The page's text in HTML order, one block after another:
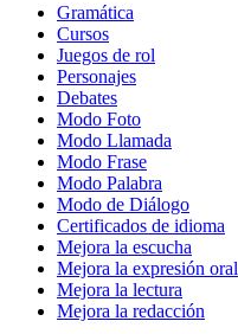
Gramática
Cursos
Juegos de rol
Personajes
Debates
Modo Foto
Modo Llamada
Modo Frase
Modo Palabra
Modo de Diálogo
Certificados de idioma
Mejora la escucha
Mejora la expresión oral
Mejora la lectura
Mejora la redacción